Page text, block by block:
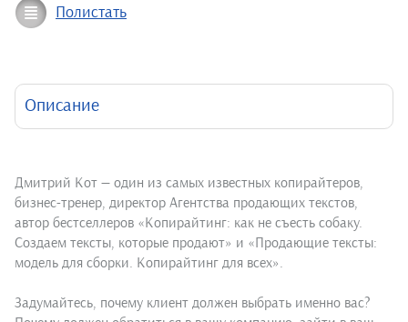
Полистать
Описание
Дмитрий Кот — один из самых известных копирайтеров,
бизнес-тренер, директор Агентства продающих текстов,
автор бестселлеров «Копирайтинг: как не съесть собаку.
Создаем тексты, которые продают» и «Продающие тексты:
модель для сборки. Копирайтинг для всех».
Задумайтесь, почему клиент должен выбрать именно вас?